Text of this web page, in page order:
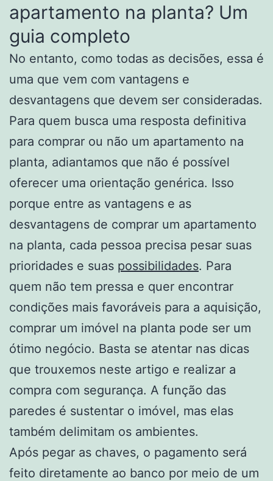
apartamento na planta? Um
guia completo
No entanto, como todas as decisões, essa é
uma que vem com vantagens e
desvantagens que devem ser consideradas.
Para quem busca uma resposta definitiva
para comprar ou não um apartamento na
planta, adiantamos que não é possível
oferecer uma orientação genérica. Isso
porque entre as vantagens e as
desvantagens de comprar um apartamento
na planta, cada pessoa precisa pesar suas
prioridades e suas possibilidades. Para
quem não tem pressa e quer encontrar
condições mais favoráveis para a aquisição,
comprar um imóvel na planta pode ser um
ótimo negócio. Basta se atentar nas dicas
que trouxemos neste artigo e realizar a
compra com segurança. A função das
paredes é sustentar o imóvel, mas elas
também delimitam os ambientes.
Após pegar as chaves, o pagamento será
feito diretamente ao banco por meio de um